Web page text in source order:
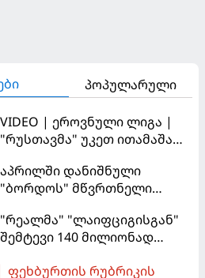
პოპულარული
VIDEO | ეროვნული ლიგა |
"რუსთავმა" უკეთ ითამაშა
მოიგო, "ტორპედომ" გვიან
გაიღვიძა...
აპრილში დანიშნული
"ბორდოს" მწვრთნელი
"რეალმა" "ლაიფციგისგან"
შემტევი 140 მილიონად
ფეხბურთის რუბრიკის